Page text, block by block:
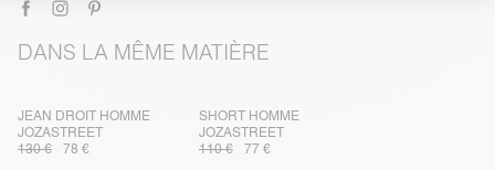
DANS LA MÊME MATIÈRE
JEAN DROIT HOMME
JOZASTREET
130 €
78 €
SHORT HOMME
JOZASTREET
110 €
77 €